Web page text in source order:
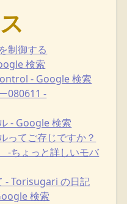
制御する
検索
- Google 検索
080611 -
- Google 検索
ってご存じですか？
-ちょっと詳しいモバ
- Torisugari の日記
検索